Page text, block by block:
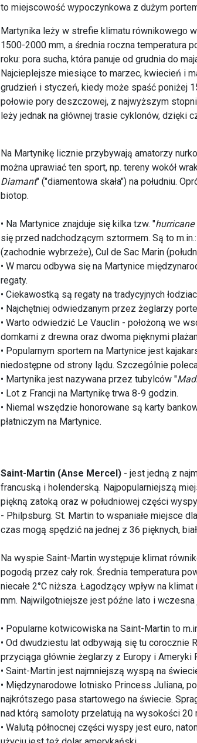
to miejscowość wypoczynkowa z dużym
Martynika leży w strefie klimatu równikowego
1500-2000 mm, a średnia roczna temperatura
roku: pora sucha, która panuje od grudnia do
Najcieplejsze miesiące to marzec, kwiecień i
grudzień i styczeń, kiedy może spaść poniżej
połowie pory deszczowej, z najwyższym
leży jednak na głównej trasie cyklonów, dzięki
Na Martynikę licznie przybywają amatorzy
można uprawiać ten sport, np. tereny wokół
Diamant" ("diamentowa skała") na południu.
biotop.
• Na Martynice znajduje się kilka tzw. "hurricane
się przed nadchodzącym sztormem. Są to
(zachodnie wybrzeże), Cul de Sac Marin
• W marcu odbywa się na Martynice
regaty.
• Ciekawostką są regaty na tradycyjnych
• Najchętniej odwiedzanym przez żeglarzy
• Warto odwiedzić Le Vauclin - położoną we
domkami z drewna oraz dwoma pięknymi
• Popularnym sportem na Martynice jest
niedostępne od strony lądu. Szczególnie
• Martynika jest nazywana przez tubylców "
• Lot z Francji na Martynikę trwa 8-9 godzin.
• Niemal wszędzie honorowane są karty
płatniczym na Martynice.
Saint-Martin (Anse Mercel) - jest jedną z
francuską i holenderską. Najpopularniejszą
piękną zatoką oraz w południowej części
- Philpsburg. St. Martin to wspaniałe miejsce
czas mogą spędzić na jednej z 36 pięknych,
Na wyspie Saint-Martin występuje klimat
pogodą przez cały rok. Średnia temperatura
niecałe 2°C niższa. Łagodzący wpływ na
mm. Najwilgotniejsze jest późne lato i wczesna
• Popularne kotwicowiska na Saint-Martin to
• Od dwudziestu lat odbywają się tu corocznie
przyciąga głównie żeglarzy z Europy i Ameryki
• Saint-Martin jest najmniejszą wyspą na
• Międzynarodowe lotnisko Princess Juliana,
najkrótszego pasa startowego na świecie.
nad którą samoloty przelatują na wysokości 20
• Walutą północnej części wyspy jest euro,